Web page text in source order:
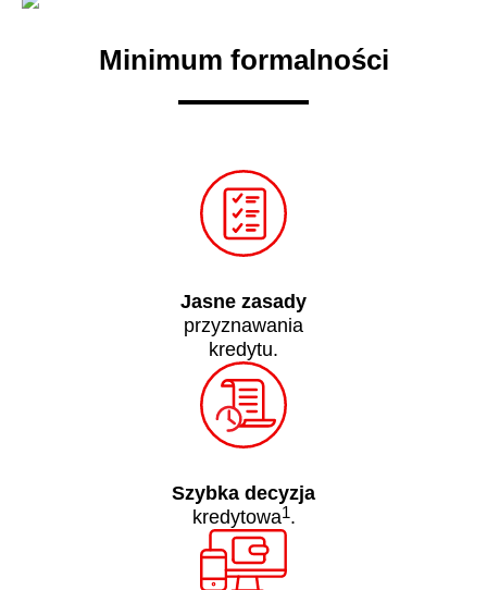
Minimum formalności
Jasne zasady
przyznawania
kredytu.
Szybka decyzja
kredytowa1.